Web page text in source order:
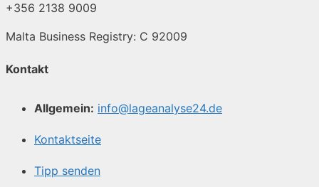
+356 2138 9009
Malta Business Registry: C 92009
Kontakt
Allgemein: info@lageanalyse24.de
Kontaktseite
Tipp senden